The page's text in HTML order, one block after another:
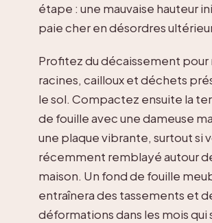
étape : une mauvaise hauteur
paie cher en désordres
Profitez du décaissement pour
racines, cailloux et déchets
le sol. Compactez ensuite la
de fouille avec une dameuse
une plaque vibrante, surtout si
récemment remblayé autour
maison. Un fond de fouille
entraînera des tassements et
déformations dans les mois qui